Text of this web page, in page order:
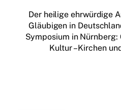
Der heilige ehrwürdige
Gläubigen in
Symposium in
Kultur – Kirchen